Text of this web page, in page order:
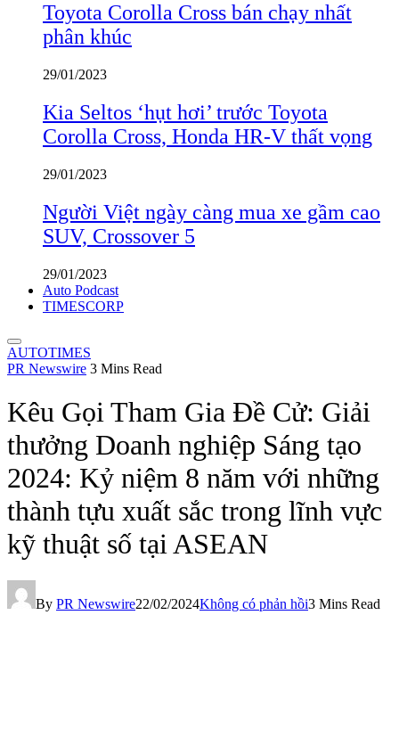
Toyota Corolla Cross bán chạy nhất
phân khúc
29/01/2023
Kia Seltos ‘hụt hơi’ trước Toyota
Corolla Cross, Honda HR-V thất vọng
29/01/2023
Người Việt ngày càng mua xe gầm cao
SUV, Crossover 5
29/01/2023
Auto Podcast
TIMESCORP
AUTOTIMES
PR Newswire 3 Mins Read
Kêu Gọi Tham Gia Đề Cử: Giải
thưởng Doanh nghiệp Sáng tạo
2024: Kỷ niệm 8 năm với những
thành tựu xuất sắc trong lĩnh vực
kỹ thuật số tại ASEAN
By PR Newswire22/02/2024Không có phản hồi3 Mins Read